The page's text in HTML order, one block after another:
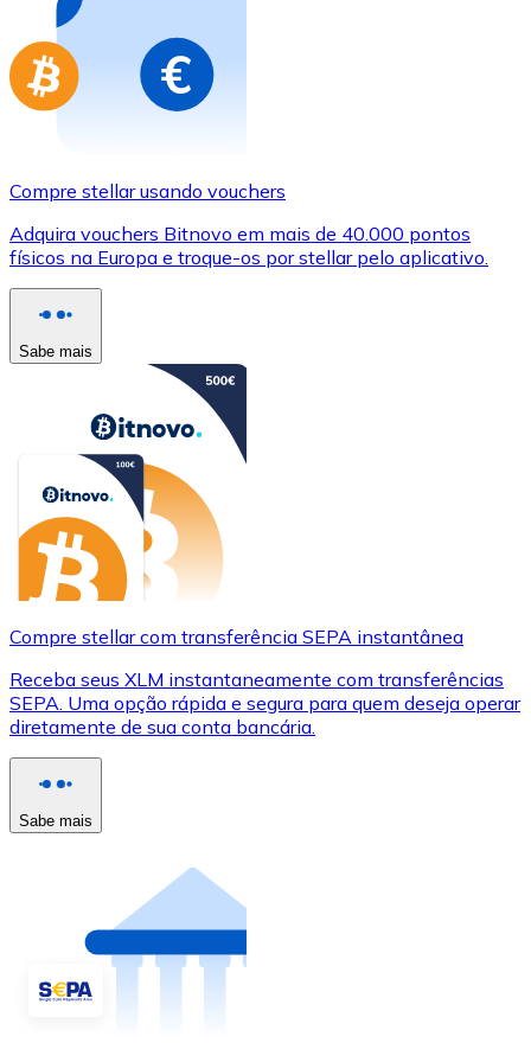
Compre stellar usando vouchers
Adquira vouchers Bitnovo em mais de 40.000 pontos
físicos na Europa e troque-os por stellar pelo aplicativo.
Sabe mais
Compre stellar com transferência SEPA instantânea
Receba seus XLM instantaneamente com transferências
SEPA. Uma opção rápida e segura para quem deseja operar
diretamente de sua conta bancária.
Sabe mais